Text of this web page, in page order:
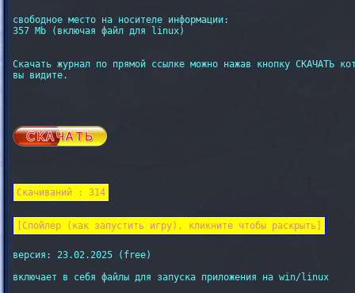
свободное место на носителе информации:
357 Mb (включая файл для linux)
Скачать журнал по прямой ссылке можно нажав кнопку СКАЧАТЬ
вы видите.
Скачиваний : 314
[Спойлер (как запустить игру), кликните чтобы раскрыть]
версия: 23.02.2025 (free)
включает в себя файлы для запуска приложения на win/linux